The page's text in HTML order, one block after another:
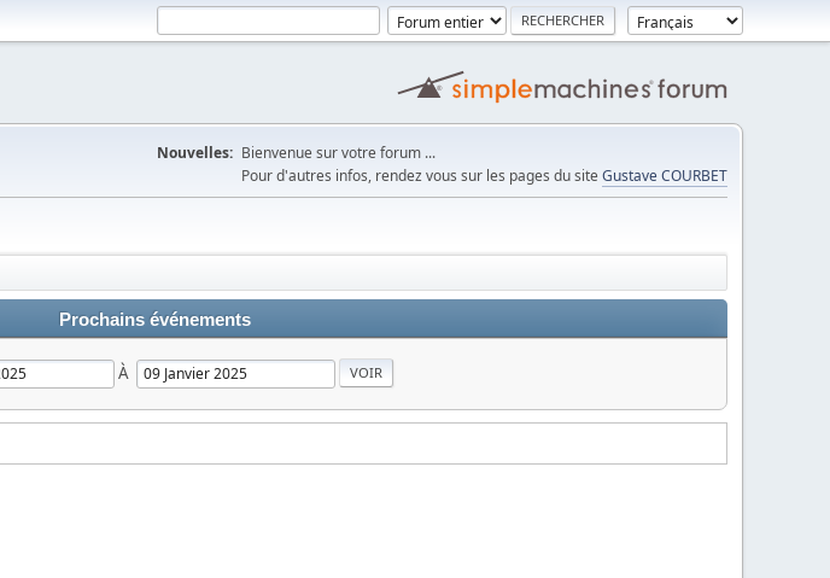
Nouvelles: Bienvenue sur votre forum ...
Pour d'autres infos, rendez vous sur les pages du site Gustave COURBET
Prochains événements
À